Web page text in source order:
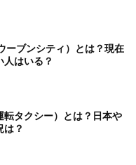
ーブンシティ）とは？現在
人はいる？
転タクシー）とは？日本や
は？